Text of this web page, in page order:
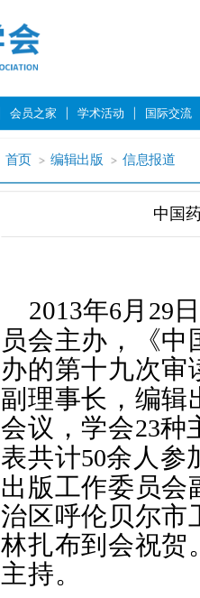
会员之家 学术活动 国际交流
首页 编辑出版 信息报道
中国
2013年6月 29 日
员会主办，《
办的第十九次审
副理事长，编辑
会议，学会23种
表共计50余人参
出版工作委员会
治区呼伦贝尔市
林扎布到会祝贺
主持。